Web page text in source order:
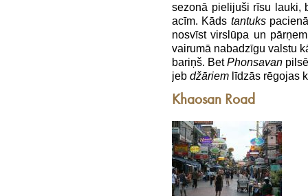
sezonā pielijuši rīsu lauki,
acīm. Kāds tantuks
nosvīst virslūpa un
vairumā nabadzīgu valstu
bariņš. BetPhonsavan
jeb džāriem līdzās rēgojas
Khaosan Road